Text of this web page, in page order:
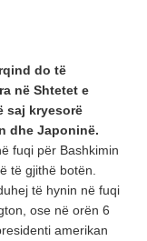
do të
në Shtetet e
saj kryesorë
dhe Japoninë.
fuqi për Bashkimin
të gjithë botën.
të hynin në fuqi
ose në orën 6
amerikan